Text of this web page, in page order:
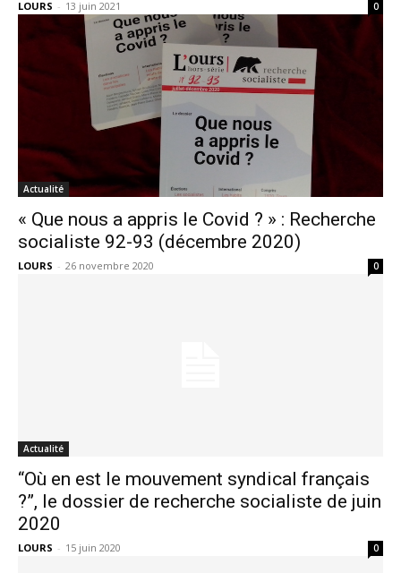
LOURS - 13 juin 2021 0
Actualité
« Que nous a appris le Covid ? » : Recherche
socialiste 92-93 (décembre 2020)
LOURS - 26 novembre 2020 0
Actualité
“Où en est le mouvement syndical français
?”, le dossier de recherche socialiste de juin
2020
LOURS - 15 juin 2020 0